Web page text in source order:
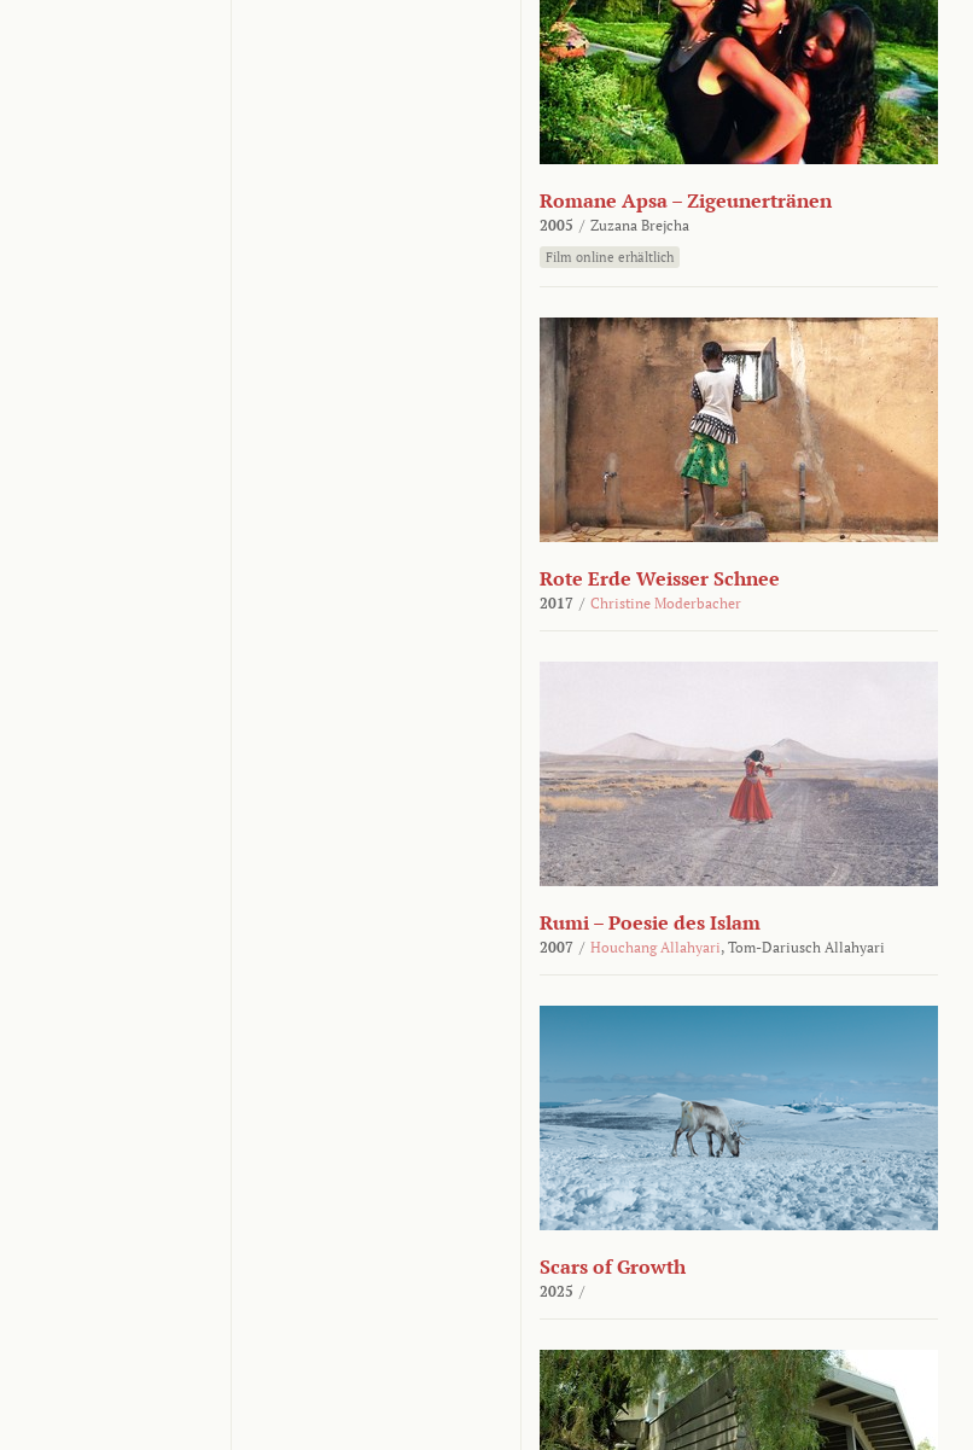
Romane Apsa – Zigeunertränen
2005 / Zuzana Brejcha
Film online erhältlich
Rote Erde Weisser Schnee
2017 / Christine Moderbacher
Rumi – Poesie des Islam
2007 / Houchang Allahyari, Tom-Dariusch Allahyari
Scars of Growth
2025 /